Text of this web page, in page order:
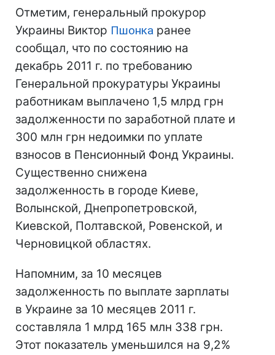
Отметим, генеральный прокурор
Украины Виктор Пшонка ранее
сообщал, что по состоянию на
декабрь 2011 г. по требованию
Генеральной прокуратуры Украины
работникам выплачено 1,5 млрд грн
задолженности по заработной плате и
300 млн грн недоимки по уплате
взносов в Пенсионный Фонд Украины.
Существенно снижена
задолженность в городе Киеве,
Волынской, Днепропетровской,
Киевской, Полтавской, Ровенской, и
Черновицкой областях.
Напомним, за 10 месяцев
задолженность по выплате зарплаты
в Украине за 10 месяцев 2011 г.
составляла 1 млрд 165 млн 338 грн.
Этот показатель уменьшился на 9,2%